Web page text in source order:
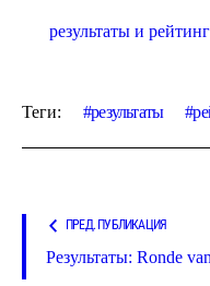
результаты и
Теги: результаты
ПРЕД. ПУБЛИКАЦИЯ
Результаты: Ronde